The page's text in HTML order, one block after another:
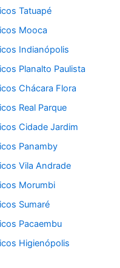
Tatuapé
Mooca
Indianópolis
Planalto Paulista
Chácara Flora
Real Parque
Cidade Jardim
Panamby
Vila Andrade
Morumbi
Sumaré
Pacaembu
Higienópolis